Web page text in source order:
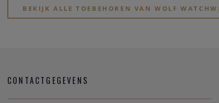
BEKIJK ALLE TOEBEHOREN VAN WOLF
CONTACTGEGEVENS